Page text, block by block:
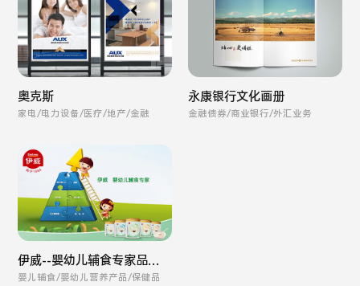
奥克斯
家电/电力设备/医疗/地产/金融
永康银行文化画册
金融债券/商业银行/外汇业务
伊威--婴幼儿辅食专家品牌
全案
婴儿辅食/婴幼儿营养产品/保健品